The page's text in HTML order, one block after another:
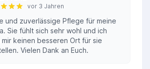
vor 3 Jahren
und zuverlässige Pflege für meine
Sie fühlt sich sehr wohl und ich
mir keinen besseren Ort für sie
Vielen Dank an Euch.